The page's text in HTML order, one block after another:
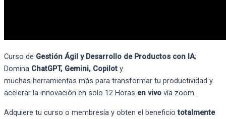
Curso de Gestión Ágil y Desarrollo de Productos con IA;
Domina ChatGPT, Gemini, Copilot y
muchas herramientas más para transformar tu productividad y
acelerar la innovación en solo 12 Horas en vivo vía zoom.
Adquiere tu curso o membresía y obten el beneficiototalmente